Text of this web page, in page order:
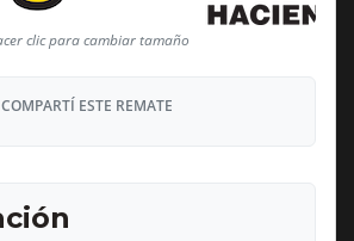
COMPARTÍ ESTE REMATE